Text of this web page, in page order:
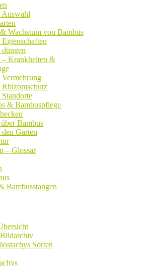
Auswahl
Wachstum von Bambus
– Krankheiten &
Vermehrung
Rhizomschutz
& Bambuspflege
Bambus
Garten
– Glossar
Bambusstangen
Sorten